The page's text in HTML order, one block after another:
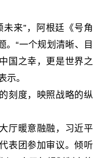
来”，阿根廷《号角
。“一个规划清晰、目
国之幸，更是世界之
示。
度，映照战略的纵
暖意融融，习近平
表团参加审议。倾听